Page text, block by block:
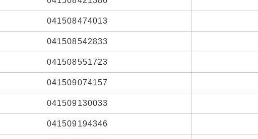
041508474013
041508542833
041508551723
041509074157
041509130033
041509194346